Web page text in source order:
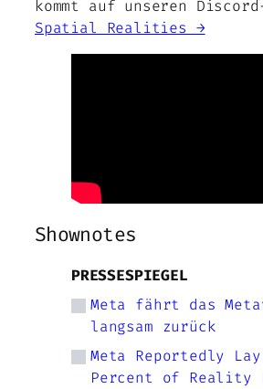
kommt auf unseren
Spatial Realities →
Shownotes
PRESSESPIEGEL
Meta fährt das
langsam zurück
Meta Reportedly
Percent of Reality